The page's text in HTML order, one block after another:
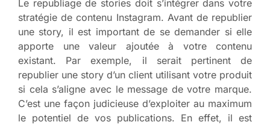
Le republiage de stories doit s’intégrer dans votre
stratégie de contenu Instagram. Avant de republier
une story, il est important de se demander si elle
apporte une valeur ajoutée à votre contenu
existant. Par exemple, il serait pertinent de
republier une story d’un client utilisant votre produit
si cela s’aligne avec le message de votre marque.
C’est une façon judicieuse d’exploiter au maximum
le potentiel de vos publications. En effet, il est